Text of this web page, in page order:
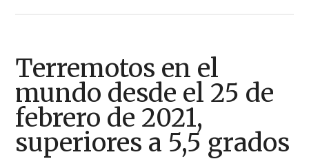
terremotos
fuertes:
de
6,2
grados
en
Terremotos en el
mundo desde el 25 de
febrero de 2021,
superiores a 5,5 grados